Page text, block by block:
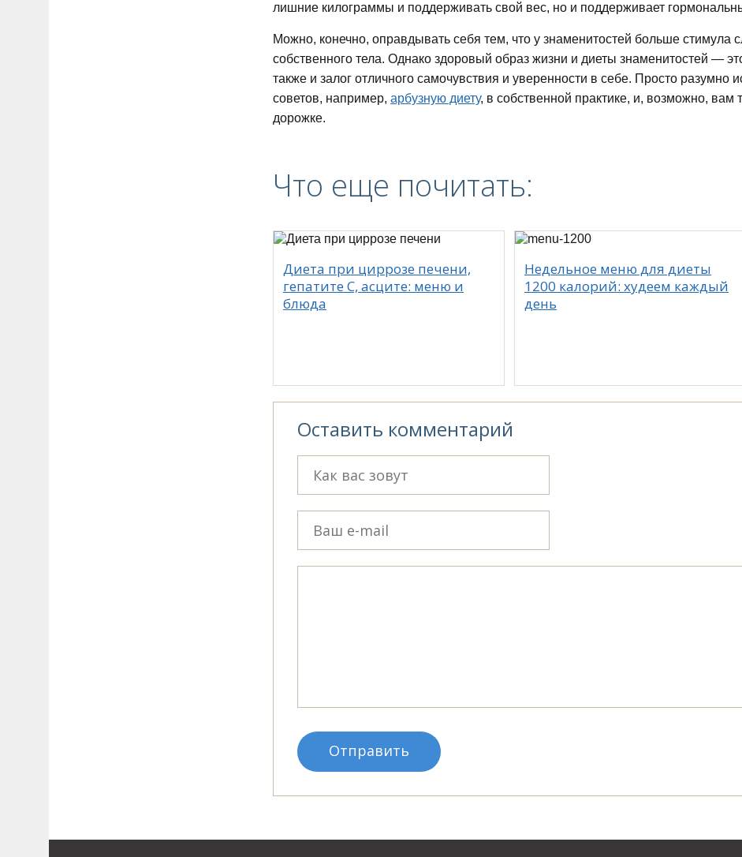
лишние килограммы и поддерживать свой вес, но и поддерживает
Можно, конечно, оправдывать себя тем, что у знаменитостей больше стимула
собственного тела. Однако здоровый образ жизни и диеты знаменитостей —
также и залог отличного самочувствия и уверенности в себе. Просто разумно
советов, например, арбузную диету, в собственной практике, и, возможно, вам
дорожке.
Что еще почитать:
Диета при циррозе печени,
гепатите С, асците: меню и
блюда
Недельное меню для диеты
1200 калорий: худеем каждый
день
Оставить комментарий